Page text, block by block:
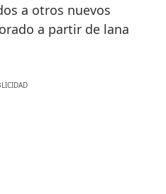
a otros nuevos
a partir de lana